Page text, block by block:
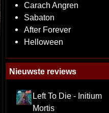
Carach Angren
Sabaton
After Forever
Helloween
Nieuwste reviews
Left To Die - Initium
Mortis